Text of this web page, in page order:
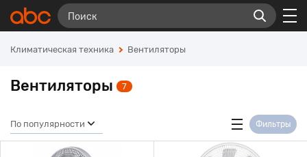
Климатическая техника Вентиляторы
Вентиляторы 7
По популярности Фильтры